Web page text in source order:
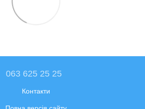
063 625 25 25
Контакти